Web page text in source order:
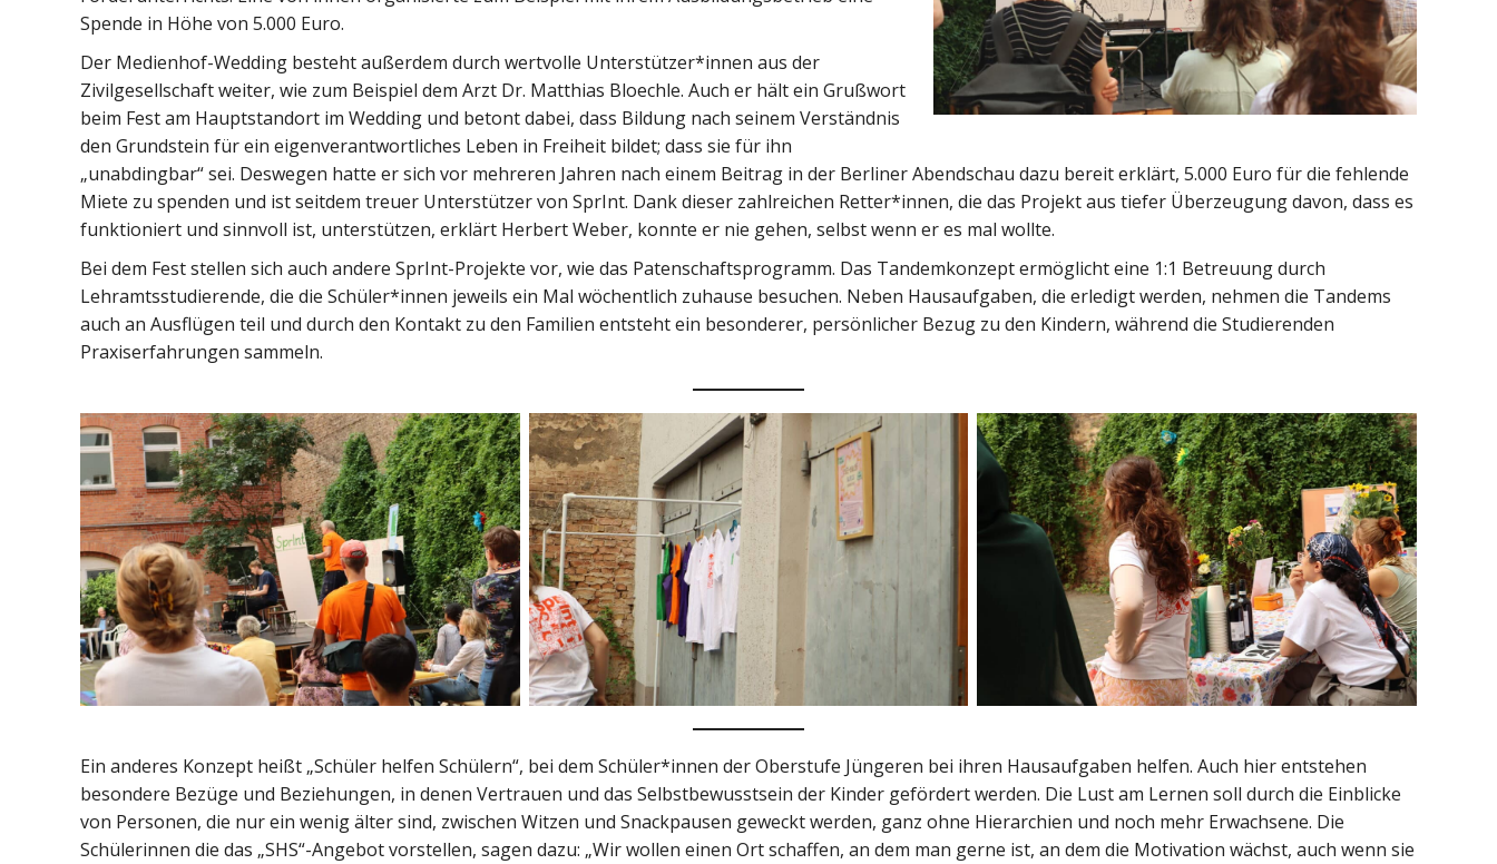
Spende in Höhe von 5.000 Euro.
Der Medienhof-Wedding besteht außerdem durch wertvolle Unterstützer*innen aus der
Zivilgesellschaft weiter, wie zum Beispiel dem Arzt Dr. Matthias Bloechle. Auch er hält ein Grußwort
beim Fest am Hauptstandort im Wedding und betont dabei, dass Bildung nach seinem Verständnis
den Grundstein für ein eigenverantwortliches Leben in Freiheit bildet; dass sie für ihn
„unabdingbar“ sei. Deswegen hatte er sich vor mehreren Jahren nach einem Beitrag in der Berliner Abendschau dazu bereit erklärt, 5.000 Euro für die fehlende
Miete zu spenden und ist seitdem treuer Unterstützer von SprInt. Dank dieser zahlreichen Retter*innen, die das Projekt aus tiefer Überzeugung davon, dass es
funktioniert und sinnvoll ist, unterstützen, erklärt Herbert Weber, konnte er nie gehen, selbst wenn er es mal wollte.
Bei dem Fest stellen sich auch andere SprInt-Projekte vor, wie das Patenschaftsprogramm. Das Tandemkonzept ermöglicht eine 1:1 Betreuung durch
Lehramtsstudierende, die die Schüler*innen jeweils ein Mal wöchentlich zuhause besuchen. Neben Hausaufgaben, die erledigt werden, nehmen die Tandems
auch an Ausflügen teil und durch den Kontakt zu den Familien entsteht ein besonderer, persönlicher Bezug zu den Kindern, während die Studierenden
Praxiserfahrungen sammeln.
Ein anderes Konzept heißt „Schüler helfen Schülern“, bei dem Schüler*innen der Oberstufe Jüngeren bei ihren Hausaufgaben helfen. Auch hier entstehen
besondere Bezüge und Beziehungen, in denen Vertrauen und das Selbstbewusstsein der Kinder gefördert werden. Die Lust am Lernen soll durch die Einblicke
von Personen, die nur ein wenig älter sind, zwischen Witzen und Snackpausen geweckt werden, ganz ohne Hierarchien und noch mehr Erwachsene. Die
Schülerinnen die das „SHS“-Angebot vorstellen, sagen dazu: „Wir wollen einen Ort schaffen, an dem man gerne ist, an dem die Motivation wächst, auch wenn sie